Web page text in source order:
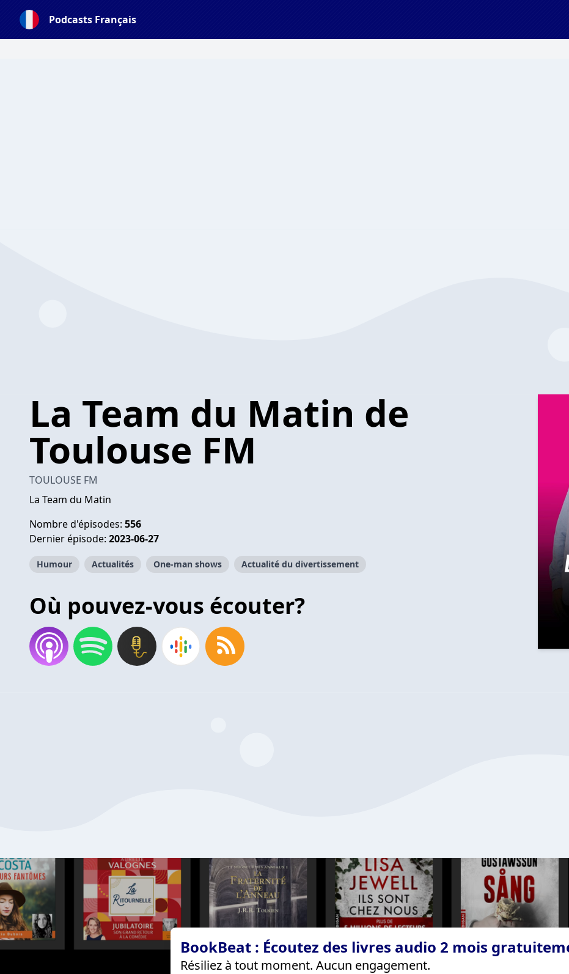
Podcasts Français
La Team du Matin de
Toulouse FM
TOULOUSE FM
La Team du Matin
Nombre d'épisodes: 556
Dernier épisode: 2023-06-27
Humour Actualités One-man shows Actualité du divertissement
Où pouvez-vous écouter?
BookBeat : Écoutez des livres audio 2 mois
Résiliez à tout moment. Aucun engagement.